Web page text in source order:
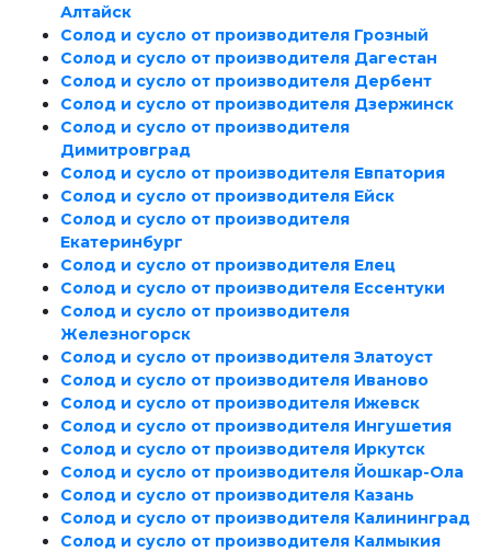
Алтайск
Солод и сусло от производителя Грозный
Солод и сусло от производителя Дагестан
Солод и сусло от производителя Дербент
Солод и сусло от производителя Дзержинск
Солод и сусло от производителя
Димитровград
Солод и сусло от производителя Евпатория
Солод и сусло от производителя Ейск
Солод и сусло от производителя
Екатеринбург
Солод и сусло от производителя Елец
Солод и сусло от производителя Ессентуки
Солод и сусло от производителя
Железногорск
Солод и сусло от производителя Златоуст
Солод и сусло от производителя Иваново
Солод и сусло от производителя Ижевск
Солод и сусло от производителя Ингушетия
Солод и сусло от производителя Иркутск
Солод и сусло от производителя Йошкар-Ола
Солод и сусло от производителя Казань
Солод и сусло от производителя Калининград
Солод и сусло от производителя Калмыкия